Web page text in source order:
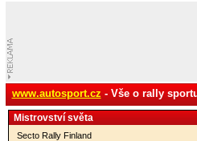
www.autosport.cz - Vše o rally
Mistrovství­ světa
Secto Rally Finland